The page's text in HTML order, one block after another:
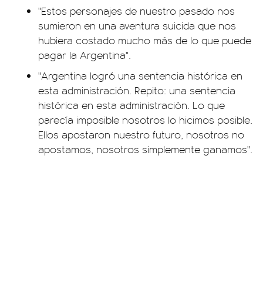
"Estos personajes de nuestro pasado nos
sumieron en una aventura suicida que nos
hubiera costado mucho más de lo que puede
pagar la Argentina".
"Argentina logró una sentencia histórica en
esta administración. Repito: una sentencia
histórica en esta administración. Lo que
parecía imposible nosotros lo hicimos posible.
Ellos apostaron nuestro futuro, nosotros no
apostamos, nosotros simplemente ganamos".